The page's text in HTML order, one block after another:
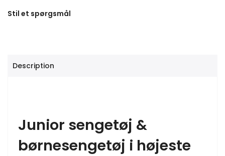
Stil et spørgsmål
Description
Junior sengetøj &
børnesengetøj i højeste